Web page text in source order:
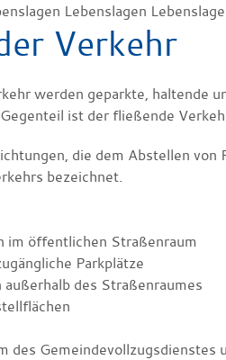
Lebenslagen
Verkehr
werden geparkte, haltende
ist der fließende
die dem Abstellen
bezeichnet.
im öffentlichen Straßenraum
Parkplätze
außerhalb des Straßenraumes
des